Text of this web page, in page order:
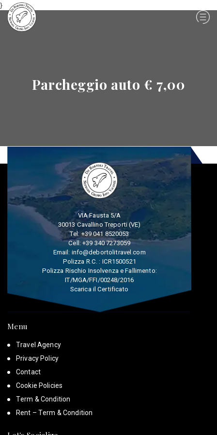
}
Parcheggio auto € 7,00
VIA Fausta 5/A
30013 Cavallino Treporti (VE)
Tel:+39 041 8520053
Cell:+39 340 7273059
Email: info@debortolitravel.com
Polizza R.C. : ICR1500521
Polizza Rischio Insolvenza e Fallimento:
IT/MGA/FFI/00248/2016
Scarica il Certificato
Menu
Travel Agency
Privacy Policy
Contact
Cookie Policies
Term & Condition
Rent – Term & Condition